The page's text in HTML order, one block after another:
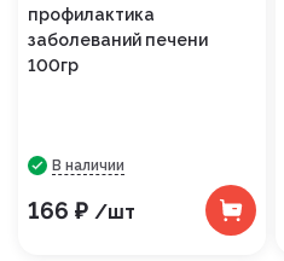
профилактика
заболеваний печени
100гр
В наличии
166 ₽ /шт